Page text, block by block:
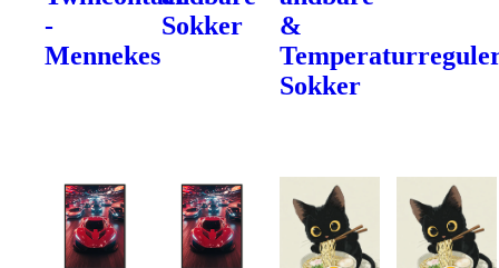
-
Mennekes
Sokker
&
Sokker